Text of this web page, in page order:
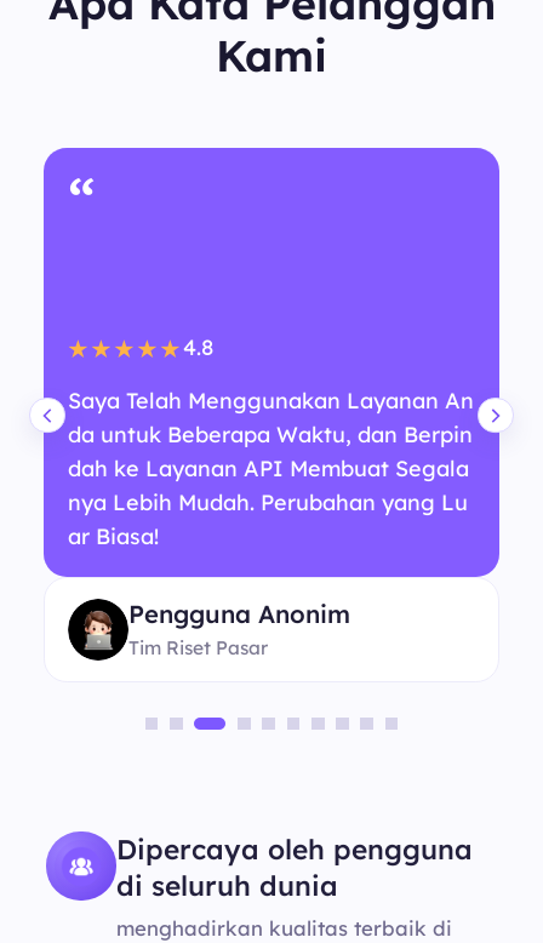
Kami
“
★★★★★4.8
Saya Telah Menggunakan Layanan An
da untuk Beberapa Waktu, dan Berpin
dah ke Layanan API Membuat Segala
nya Lebih Mudah. Perubahan yang Lu
ar Biasa!
Pengguna Anonim
Tim Riset Pasar
Dipercaya oleh pengguna
di seluruh dunia
menghadirkan kualitas terbaik di